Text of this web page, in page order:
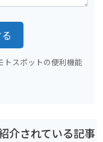
トスポットの便利機能
介されている記事